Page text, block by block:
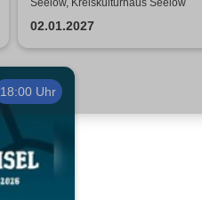
Seelow, Kreiskulturhaus Seelow
02.01.2027
18:00 Uhr